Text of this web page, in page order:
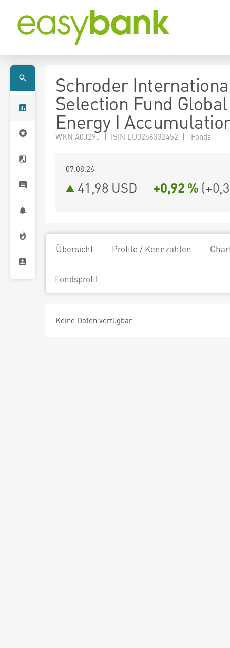
Schroder
Selection Fund Global
Energy I
WKN A0J29J | ISIN LU0256332452 | Fonds
07.08.26
41,98 USD +0,92 % (
Übersicht Profile / Kennzahlen
Fondsprofil
Keine Daten verfügbar